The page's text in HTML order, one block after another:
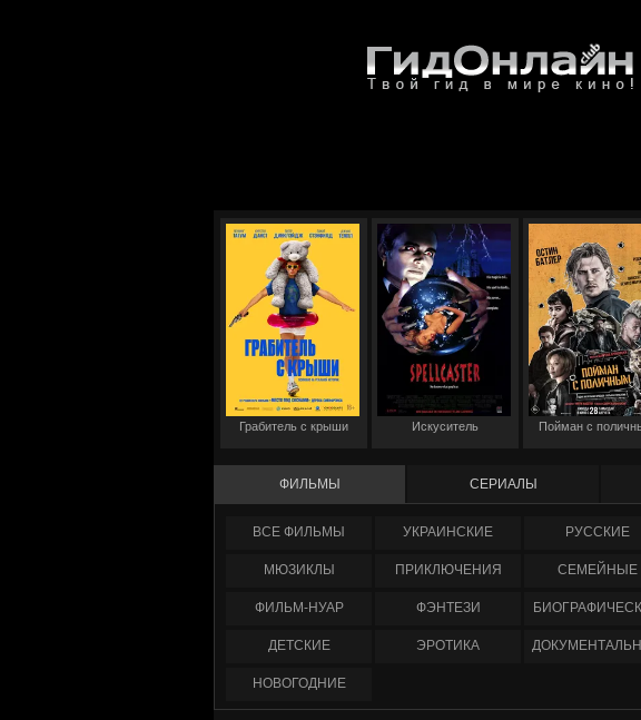
Грабитель с крыши Искуситель Пойман с
ФИЛЬМЫ СЕРИАЛЫ
ФИЛЬМЫ УКРАИНCКИЕ РУССКИЕ
МЮЗИКЛЫ ПРИКЛЮЧЕНИЯ СЕМЕЙНЫЕ
ФИЛЬМ-НУАР ФЭНТЕЗИ
ДЕТСКИЕ ЭРОТИКА
НОВОГОДНИЕ